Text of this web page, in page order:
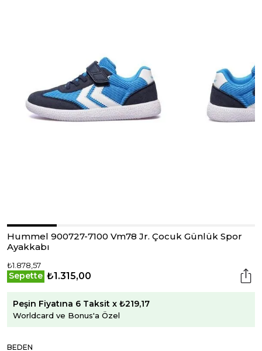
Hummel 900727-7100 Vm78 Jr. Çocuk Günlük Spor
Ayakkabı
₺1.878,57
Sepette ₺1.315,00
Peşin Fiyatına 6 Taksit x ₺219,17
Worldcard ve Bonus'a Özel
BEDEN